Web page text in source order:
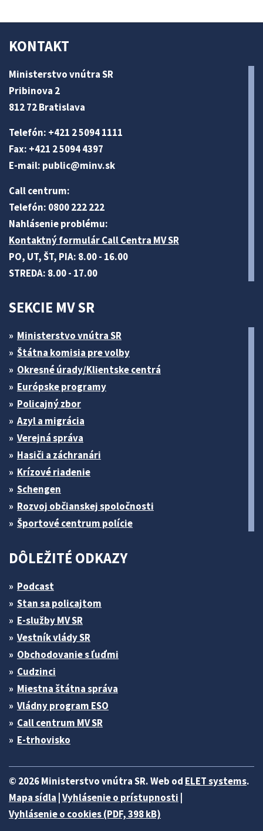
KONTAKT
Ministerstvo vnútra SR
Pribinova 2
812 72 Bratislava
Telefón: +421 2 5094 1111
Fax: +421 2 5094 4397
E-mail: public@minv.sk
Call centrum:
Telefón: 0800 222 222
Nahlásenie problému:
Kontaktný formulár Call Centra MV SR
PO, UT, ŠT, PIA: 8.00 - 16.00
STREDA: 8.00 - 17.00
SEKCIE MV SR
Ministerstvo vnútra SR
Štátna komisia pre volby
Okresné úrady/Klientske centrá
Európske programy
Policajný zbor
Azyl a migrácia
Verejná správa
Hasiči a záchranári
Krízové riadenie
Schengen
Rozvoj občianskej spoločnosti
Športové centrum polície
DÔLEŽITÉ ODKAZY
Podcast
Stan sa policajtom
E-služby MV SR
Vestník vlády SR
Obchodovanie s ľuďmi
Cudzinci
Miestna štátna správa
Vládny program ESO
Call centrum MV SR
E-trhovisko
© 2026 Ministerstvo vnútra SR. Web od ELET systems.
Mapa sídla Vyhlásenie o prístupnosti
Vyhlásenie o cookies (PDF, 398 kB)